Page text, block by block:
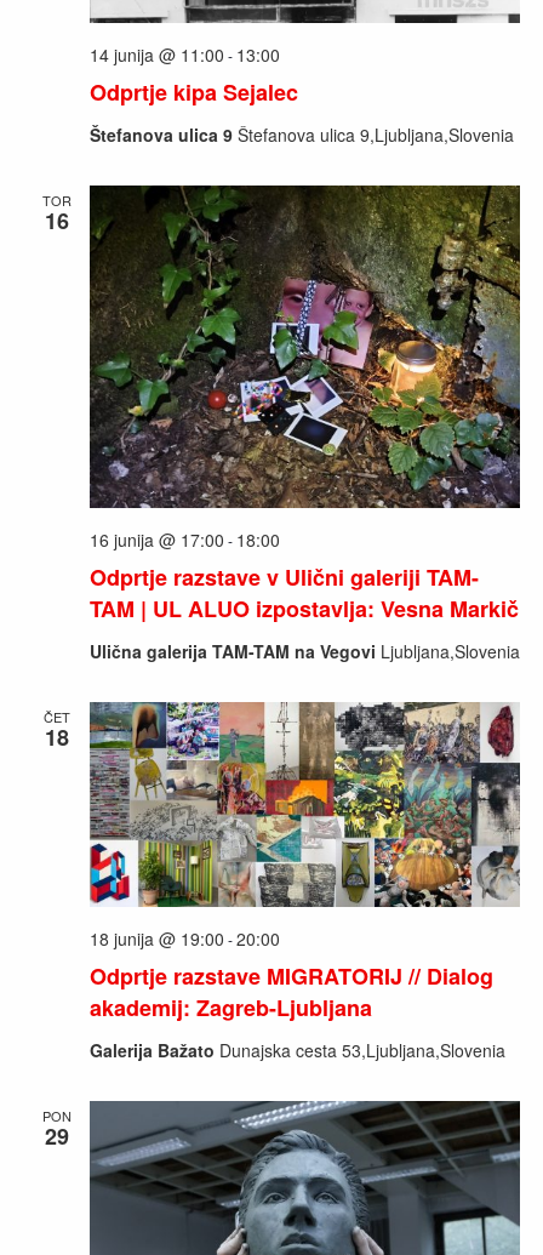
Odprtje kipa Sejalec
14 junija @ 11:00 - 13:00
Štefanova ulica 9 Štefanova ulica 9,Ljubljana,Slovenia
TOR
16
Odprtje razstave v Ulični galeriji TAM-
TAM | UL ALUO izpostavlja: Vesna Markič
16 junija @ 17:00 - 18:00
Ulična galerija TAM-TAM na Vegovi Ljubljana,Slovenia
ČET
18
Odprtje razstave MIGRATORIJ // Dialog
akademij: Zagreb-Ljubljana
18 junija @ 19:00 -20:00
Galerija Bažato Dunajska cesta 53,Ljubljana,Slovenia
PON
29